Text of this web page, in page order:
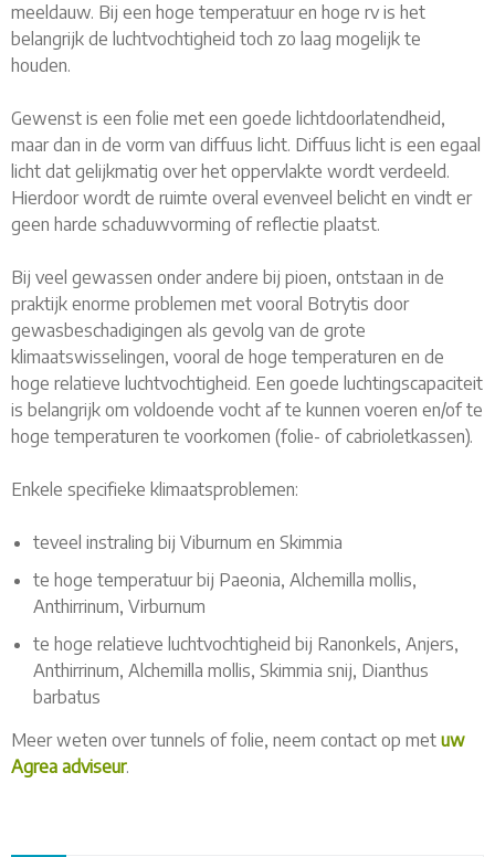
meeldauw. Bij een hoge temperatuur en hoge rv is het
belangrijk de luchtvochtigheid toch zo laag mogelijk te
houden.
Gewenst is een folie met een goede lichtdoorlatendheid,
maar dan in de vorm van diffuus licht. Diffuus licht is een egaal
licht dat gelijkmatig over het oppervlakte wordt verdeeld.
Hierdoor wordt de ruimte overal evenveel belicht en vindt er
geen harde schaduwvorming of reflectie plaatst.
Bij veel gewassen onder andere bij pioen, ontstaan in de
praktijk enorme problemen met vooral Botrytis door
gewasbeschadigingen als gevolg van de grote
klimaatswisselingen, vooral de hoge temperaturen en de
hoge relatieve luchtvochtigheid. Een goede luchtingscapaciteit
is belangrijk om voldoende vocht af te kunnen voeren en/of te
hoge temperaturen te voorkomen (folie- of cabrioletkassen).
Enkele specifieke klimaatsproblemen:
teveel instraling bij Viburnum en Skimmia
te hoge temperatuur bij Paeonia, Alchemilla mollis,
Anthirrinum, Virburnum
te hoge relatieve luchtvochtigheid bij Ranonkels, Anjers,
Anthirrinum, Alchemilla mollis, Skimmia snij, Dianthus
barbatus
Meer weten over tunnels of folie, neem contact op met uw
Agrea adviseur.